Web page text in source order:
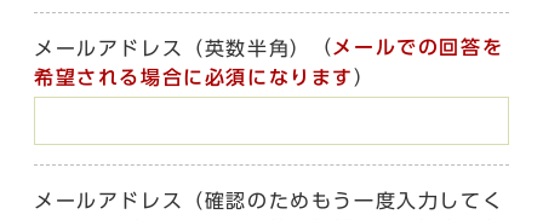
メールアドレス（英数半角） （ メールでの回答を
希望される場合に必須になります ）
メールアドレス（確認のためもう一度入力してく